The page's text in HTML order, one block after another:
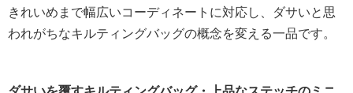
きれいめまで幅広いコーディネートに対応し、ダサいと思
われがちなキルティングバッグの概念を変える一品です。